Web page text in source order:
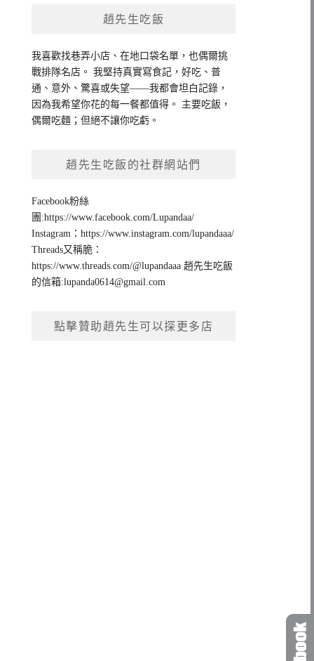
趙先生吃飯
我喜歡找巷弄小店、在地口袋名單，也偶爾挑
戰排隊名店。 我堅持真實寫食記，好吃、普
通、意外、驚喜或失望——我都會坦白記錄，
因為我希望你花的每一餐都值得。 主要吃飯，
偶爾吃麵；但絕不讓你吃虧。
趙先生吃飯的社群網站們
Facebook粉絲
團:https://www.facebook.com/Lupandaa/
Instagram：https://www.instagram.com/lupandaaa/
Threads又稱脆：
https://www.threads.com/@lupandaaa 趙先生吃飯
的信箱:lupanda0614@gmail.com
點擊贊助趙先生可以探更多店